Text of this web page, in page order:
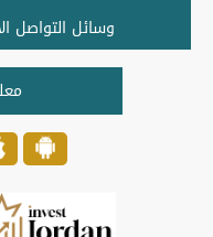
وسائل التواصل